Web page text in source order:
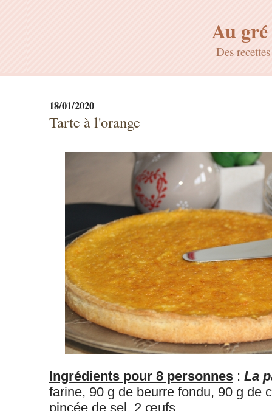
Au gré
Des
18/01/2020
Tarte à l'orange
Ingrédients pour 8 personnes : La
farine, 90 g de beurre fondu, 90 g de
pincée de sel, 2 œufs.